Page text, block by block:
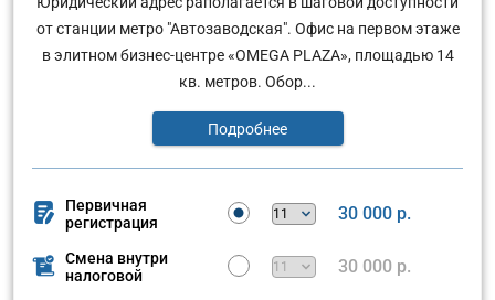
от станции метро "Автозаводская". Офис на первом этаже
в элитном бизнес-центре «OMEGA PLAZA», площадью 14
кв. метров. Обор...
Подробнее
Первичная
регистрация
30 000 р.
Смена внутри
налоговой
30 000 р.